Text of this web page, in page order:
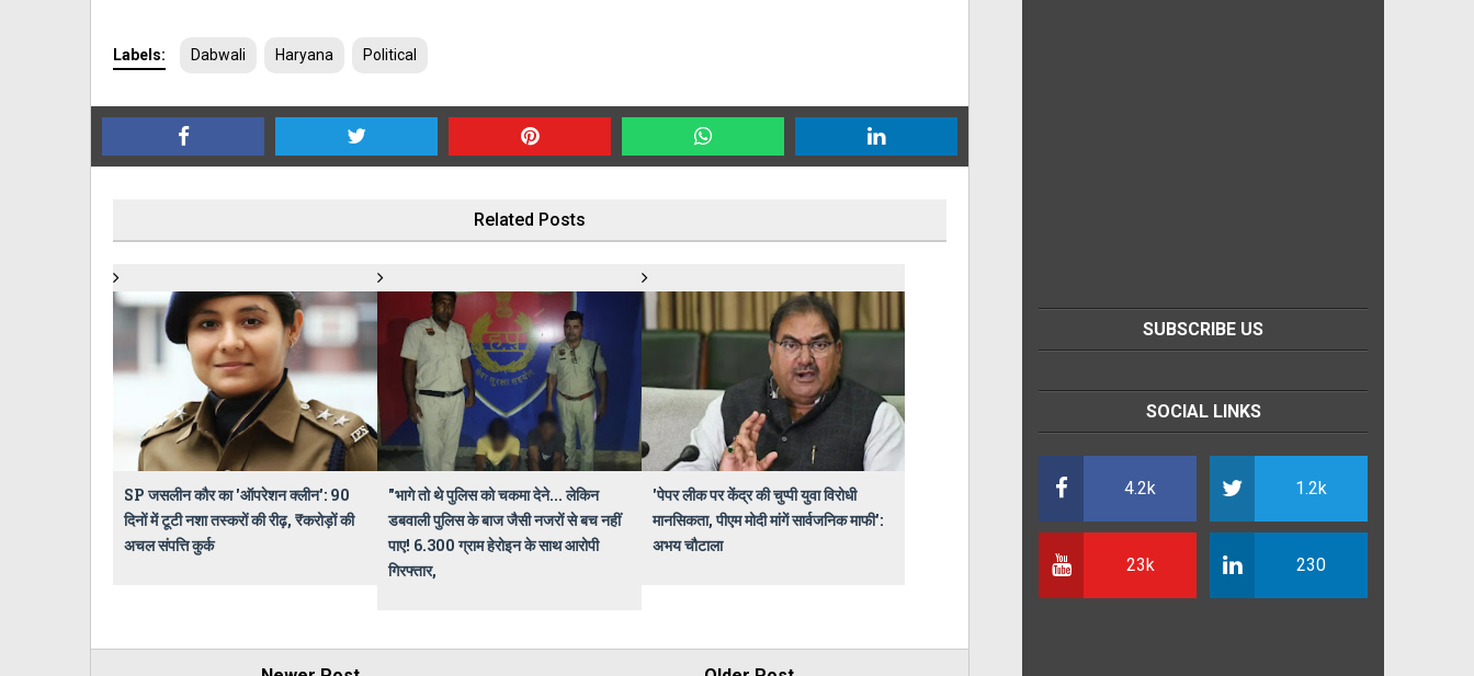
Labels: Dabwali Haryana Political
Related Posts
SP जसलीन कौर का 'ऑपरेशन क्लीन': 90
दिनों में टूटी नशा तस्करों की रीढ़, ₹करोड़ों की
अचल संपत्ति कुर्क
"भागे तो थे पुलिस को चकमा देने... लेकिन
डबवाली पुलिस के बाज जैसी नजरों से बच नहीं
पाए! 6.300 ग्राम हेरोइन के साथ आरोपी
गिरफ्तार,
'पेपर लीक पर केंद्र की चुप्पी युवा विरोधी
मानसिकता, पीएम मोदी मांगें सार्वजनिक माफी':
अभय चौटाला
SUBSCRIBE US
SOCIAL LINKS
4.2k 1.2k
23k 230